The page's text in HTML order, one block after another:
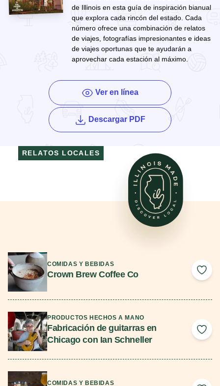
de Illinois en esta guía de inspiración bianual
que explora cada rincón del estado. Cada
número ofrece una combinación de relatos
de viajes, fotografías impresionantes e ideas
de viajes oportunas que te ayudarán a
aprovechar cada estación al máximo.
Ver en línea
Descargar PDFde la revista Enjoy
RELATOS LOCALES
COMIDAS Y BEBIDAS
Crown Brew Coffee Co Add
PRODUCTOS HECHOS A MANO
Fabricación de guitarras en
Chicago con Ian Schneller
Add
COMIDAS Y BEBIDAS